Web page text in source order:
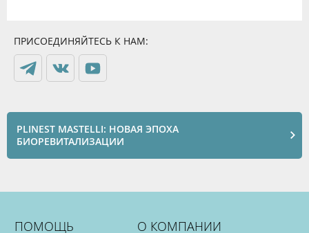
ПРИСОЕДИНЯЙТЕСЬ К НАМ:
PLINEST MASTELLI: НОВАЯ ЭПОХА
БИОРЕВИТАЛИЗАЦИИ
ПОМОЩЬ О КОМПАНИИ